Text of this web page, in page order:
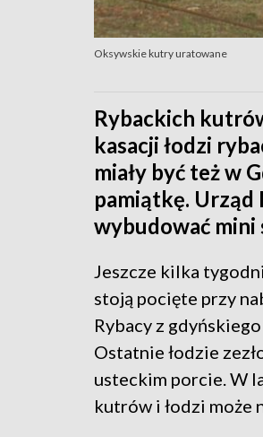
Oksywskie kutry uratowane
Rybackich
kasacji łodzi
miały być też w
pamiątkę. Urząd
wybudować mini
Jeszcze kilka
stoją pocięte przy
Rybacy z
Ostatnie łodzie
usteckim porcie. W
kutrów i łodzi może